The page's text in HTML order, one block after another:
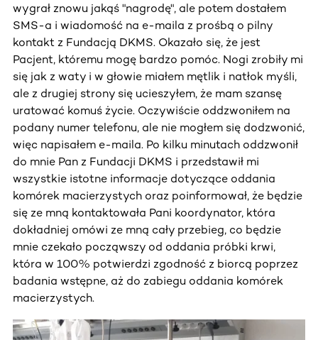
wygrał znowu jakąś "nagrodę", ale potem dostałem
SMS-a i wiadomość na e-maila z prośbą o pilny
kontakt z Fundacją DKMS. Okazało się, że jest
Pacjent, któremu mogę bardzo pomóc. Nogi zrobiły mi
się jak z waty i w głowie miałem mętlik i natłok myśli,
ale z drugiej strony się ucieszyłem, że mam szansę
uratować komuś życie. Oczywiście oddzwoniłem na
podany numer telefonu, ale nie mogłem się dodzwonić,
więc napisałem e-maila. Po kilku minutach oddzwonił
do mnie Pan z Fundacji DKMS i przedstawił mi
wszystkie istotne informacje dotyczące oddania
komórek macierzystych oraz poinformował, że będzie
się ze mną kontaktowała Pani koordynator, która
dokładniej omówi ze mną cały przebieg, co będzie
mnie czekało począwszy od oddania próbki krwi,
która w 100% potwierdzi zgodność z biorcą poprzez
badania wstępne, aż do zabiegu oddania komórek
macierzystych.